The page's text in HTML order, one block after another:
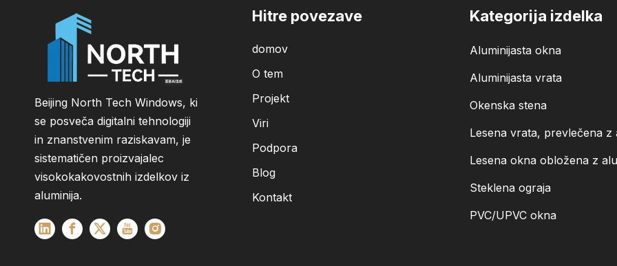
Beijing North Tech Windows, ki
se posveča digitalni tehnologiji
in znanstvenim raziskavam, je
sistematičen proizvajalec
visokokakovostnih izdelkov iz
aluminija.
Hitre povezave
domov
O tem
Projekt
Viri
Podpora
Blog
Kontakt
Kategorija izdelka
Aluminijasta okna
Aluminijasta vrata
Okenska stena
Lesena vrata, prevlečena z
Lesena okna obložena z
Steklena ograja
PVC/UPVC okna